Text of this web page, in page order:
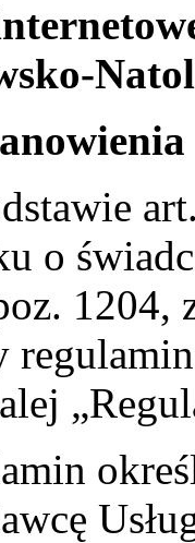
o
1204,